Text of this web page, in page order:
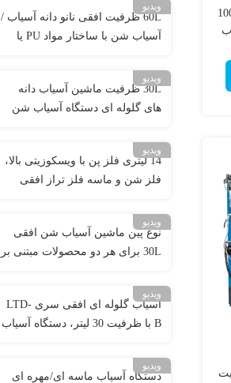
ویدیو
60L ظرفیت افقی نانو دانه آسیاب /
آسیاب شن با ساختار مواد PU یا
ویدیو
30L ظرفیت ماشین آسیاب دانه
های گلوله ای دستگاه آسیاب شن
ویدیو
14 لیتری فلز پن با ویسکوزیتی بالا،
فلز شن و ماسه فلز تراز افقی
ویدیو
نوع پین ماشین آسیاب شن افقی
30L برای هر دو محصولات مبتنی بر
ویدیو
آسیاب گلوله ای افقی سری LTD-
B با ظرفیت 30 لیتر، دستگاه آسیاب
ویدیو
دستگاه آسیاب ماسه ای/مهره ای
ای نانو افقی با ظرفیت 100